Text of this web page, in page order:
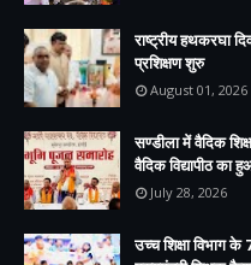
राष्ट्रीय हथकरघा
प्रशिक्षण शुरु
August 01, 2026
सण्डीला में वैदिक
वैदिक विद्यापीठ का
July 28, 2026
उच्च शिक्षा विभाग